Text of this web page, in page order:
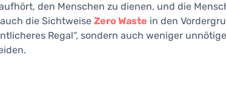
den Menschen zu dienen, und die
die Sichtweise Zero Waste in den
Regal“, sondern auch weniger